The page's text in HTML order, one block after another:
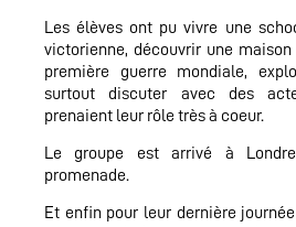
Les élèves ont pu vivre une
victorienne, découvrir une
première guerre mondiale,
surtout discuter avec des
prenaient leur rôle très à coeur.
Le groupe est arrivé à
promenade.
Et enfin pour leur dernière